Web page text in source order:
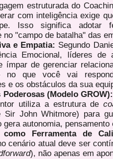
estruturada do
com inteligência exige
Isso significa adotar
no "campo de batalha" das
e Empatia: Segundo
Emocional, líderes de
ímpar de gerenciar
no que você vai
e os obstáculos da sua
Poderosas (Modelo GROW):
utiliza a estrutura de
Sir John Whitmore) para
gera autonomia,
como Ferramenta de
cenário atual deve ser
), não apenas em